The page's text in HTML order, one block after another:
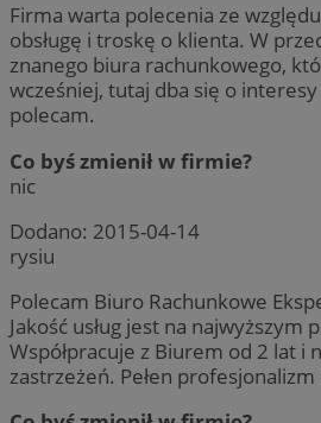
Firma warta polecenia ze
obsługę i troskę o klienta. W
znanego biura rachunkowego,
wcześniej, tutaj dba się o
polecam.
Co byś zmienił w firmie?
nic
Dodano: 2015-04-14
rysiu
Polecam Biuro Rachunkowe
Jakość usług jest na najwyższym
Współpracuje z Biurem od 2 lat i
zastrzeżeń. Pełen profesjonalizm